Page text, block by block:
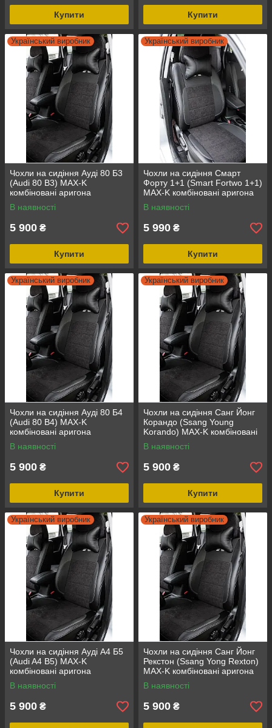
Купити Купити
Український виробник
Чохли на сидіння Ауді 80 Б3
(Audi 80 B3) MAX-K
комбіновані аригона
алькантара
В наявності
5 900 ₴
Купити
Український виробник
Чохли на сидіння Смарт
Форту 1+1 (Smart Fortwo 1+1)
MAX-K комбіновані аригона
алькантара
В наявності
5 990 ₴
Купити
Український виробник
Чохли на сидіння Ауді 80 Б4
(Audi 80 B4) MAX-K
комбіновані аригона
алькантара
В наявності
5 900 ₴
Купити
Український виробник
Чохли на сидіння Санг Йонг
Корандо (Ssang Young
Korando) MAX-K комбіновані
аригона алькантара
В наявності
5 900 ₴
Купити
Український виробник
Чохли на сидіння Ауді А4 Б5
(Audi A4 B5) MAX-K
комбіновані аригона
алькантара
В наявності
5 900 ₴
Український виробник
Чохли на сидіння Санг Йонг
Рекстон (Ssang Yong Rexton)
MAX-K комбіновані аригона
алькантара
В наявності
5 900 ₴